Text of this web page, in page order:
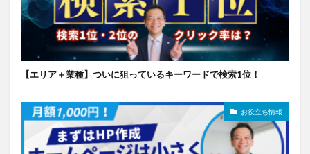
【エリア＋業種】ついに狙っているキーワードで検索1位！
お役立ち情報